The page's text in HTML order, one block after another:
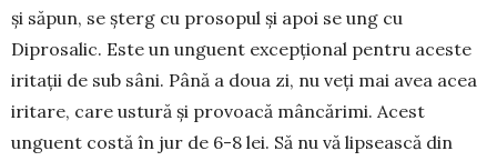
și săpun, se șterg cu prosopul și apoi se ung cu
Diprosalic. Este un unguent excepțional pentru aceste
iritații de sub sâni. Până a doua zi, nu veți mai avea acea
iritare, care ustură și provoacă mâncărimi. Acest
unguent costă în jur de 6-8 lei. Să nu vă lipsească din